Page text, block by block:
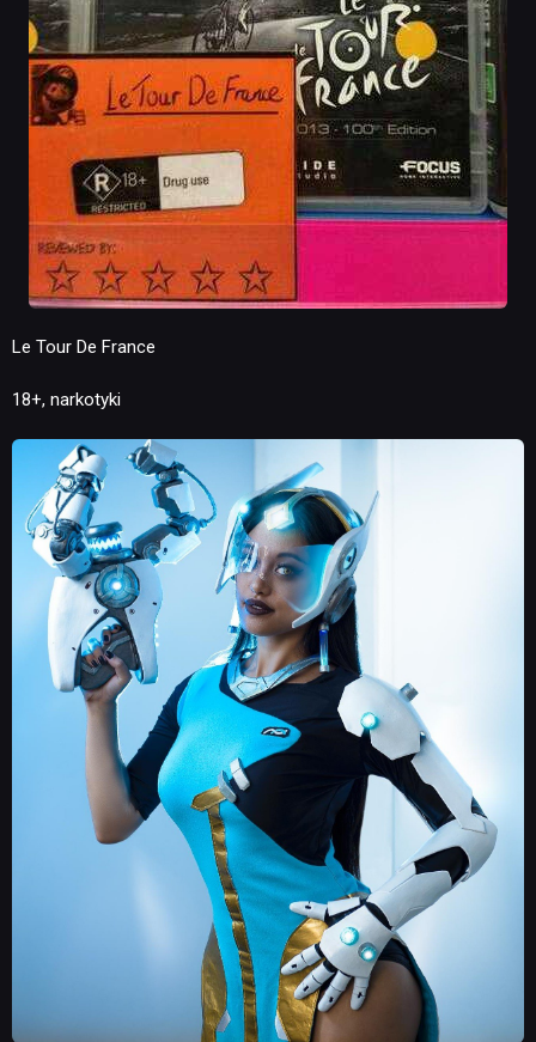
Le Tour De France
18+, narkotyki